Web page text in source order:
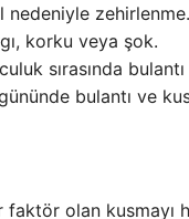
nedeniyle zehirlenme.
korku veya şok.
sırasında
bulantı ve
olan kusmayı